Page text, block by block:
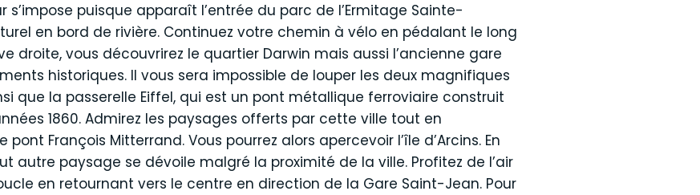
s’impose puisque apparaît l’entrée du parc de l’Ermitage Sainte-
en bord de rivière. Continuez votre chemin à vélo en pédalant le long
droite, vous découvrirez le quartier Darwin mais aussi l’ancienne gare
historiques. Il vous sera impossible de louper les deux magnifiques
que la passerelle Eiffel, qui est un pont métallique ferroviaire construit
1860. Admirez les paysages offerts par cette ville tout en
François Mitterrand. Vous pourrez alors apercevoir l’île d’Arcins. En
autre paysage se dévoile malgré la proximité de la ville. Profitez de l’air
en retournant vers le centre en direction de la Gare Saint-Jean. Pour